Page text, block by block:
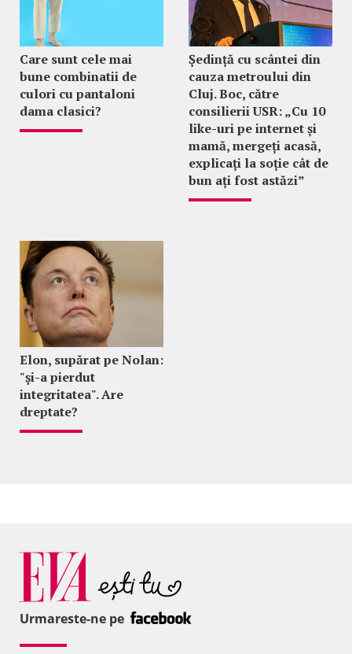
Care sunt cele mai
bune combinatii de
culori cu pantaloni
dama clasici?
Ședință cu scântei din
cauza metroului din
Cluj. Boc, către
consilierii USR: „Cu 10
like-uri pe internet și
mamă, mergeți acasă,
explicați la soție cât de
bun ați fost astăzi”
Elon, supărat pe Nolan:
"şi-a pierdut
integritatea". Are
dreptate?
Urmareste-ne pe